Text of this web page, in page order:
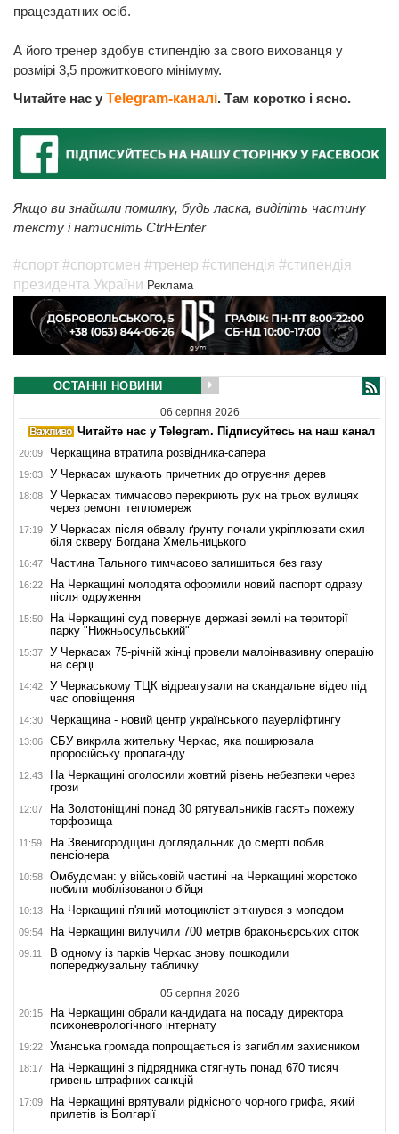
працездатних осіб.
А його тренер здобув стипендію за свого вихованця у
розмірі 3,5 прожиткового мінімуму.
Читайте нас у Telegram-каналі. Там коротко і ясно.
Якщо ви знайшли помилку, будь ласка, виділіть частину
тексту і натисніть Ctrl+Enter
#спорт #спортсмен #тренер #стипендія #стипендія
президента України Реклама
ОСТАННІ НОВИНИ
06 серпня 2026
Читайте нас у Telegram. Підписуйтесь на наш канал
20:09 Черкащина втратила розвідника-сапера
19:03 У Черкасах шукають причетних до отруєння дерев
18:08
У Черкасах тимчасово перекриють рух на трьох вулицях
через ремонт тепломереж
17:19
У Черкасах після обвалу ґрунту почали укріплювати схил
біля скверу Богдана Хмельницького
16:47 Частина Тального тимчасово залишиться без газу
16:22
На Черкащині молодята оформили новий паспорт одразу
після одруження
15:50
На Черкащині суд повернув державі землі на території
парку "Нижньосульський"
15:37
У Черкасах 75-річній жінці провели малоінвазивну операцію
на серці
14:42
У Черкаському ТЦК відреагували на скандальне відео під
час оповіщення
14:30 Черкащина - новий центр українського пауерліфтингу
13:06
СБУ викрила жительку Черкас, яка поширювала
проросійську пропаганду
12:43
На Черкащині оголосили жовтий рівень небезпеки через
грози
12:07
На Золотоніщині понад 30 рятувальників гасять пожежу
торфовища
11:59
На Звенигородщині доглядальник до смерті побив
пенсіонера
10:58
Омбудсман: у військовій частині на Черкащині жорстоко
побили мобілізованого бійця
10:13 На Черкащині п'яний мотоцикліст зіткнувся з мопедом
09:54 На Черкащині вилучили 700 метрів браконьєрських сіток
09:11
В одному із парків Черкас знову пошкодили
попереджувальну табличку
05 серпня 2026
20:15
На Черкащині обрали кандидата на посаду директора
психоневрологічного інтернату
19:22 Уманська громада попрощається із загиблим захисником
18:17
На Черкащині з підрядника стягнуть понад 670 тисяч
гривень штрафних санкцій
17:09
На Черкащині врятували рідкісного чорного грифа, який
прилетів із Болгарії